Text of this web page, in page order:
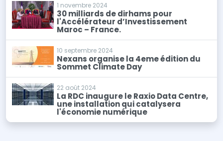
1 novembre 2024
30 milliards de dirhams pour
l'Accélérateur d’Investissement
Maroc – France.
10 septembre 2024
Nexans organise la 4eme édition du
Sommet Climate Day
22 août 2024
La RDC inaugure le Raxio Data Centre,
une installation qui catalysera
l'économie numérique